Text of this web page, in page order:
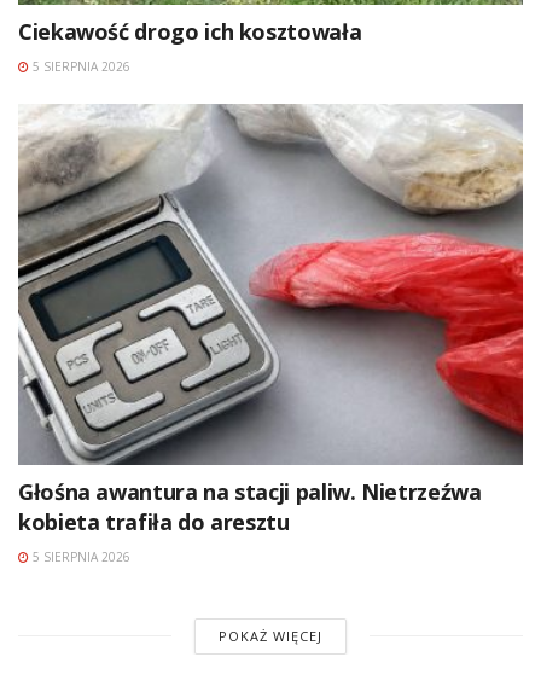
Ciekawość drogo ich kosztowała
5 SIERPNIA 2026
Głośna awantura na stacji paliw. Nietrzeźwa
kobieta trafiła do aresztu
5 SIERPNIA 2026
POKAŻ WIĘCEJ